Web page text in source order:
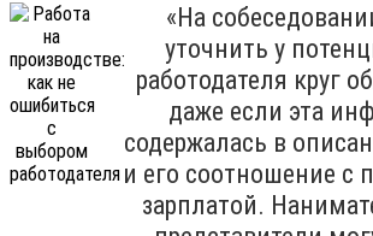
«На
уточнить у
работодателя круг
даже если эта
содержалась в
и его соотношение с
зарплатой.